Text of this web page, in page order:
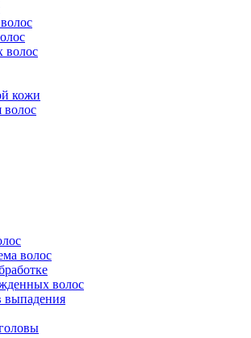
волос
кожи
волос
волос
волос
выпадения